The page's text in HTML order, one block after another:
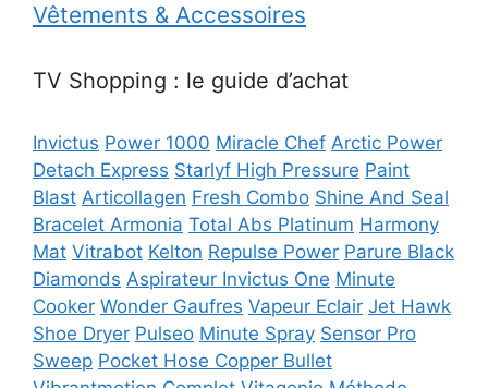
Vêtements & Accessoires
TV Shopping : le guide d’achat
Invictus Power 1000 Miracle Chef Arctic Power
Detach Express Starlyf High Pressure Paint
Blast Articollagen Fresh Combo Shine And Seal
Bracelet Armonia Total Abs Platinum Harmony
Mat Vitrabot Kelton Repulse Power Parure Black
Diamonds Aspirateur Invictus One Minute
Cooker Wonder Gaufres Vapeur Eclair Jet Hawk
Shoe Dryer Pulseo Minute Spray Sensor Pro
Sweep Pocket Hose Copper Bullet